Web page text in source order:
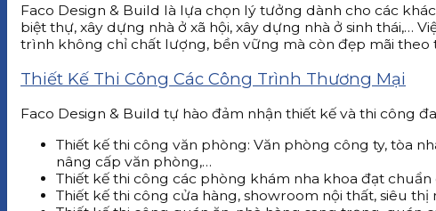
Faco Design & Build là lựa chọn lý tưởng dành cho các
biệt thự, xây dựng nhà ở xã hội, xây dựng nhà ở sinh thái,…
trình không chỉ chất lượng, bền vững mà còn đẹp mãi theo
Thiết Kế Thi Công Các Công Trình Thương Mại
Faco Design & Build tự hào đảm nhận thiết kế và thi công
Thiết kế thi công văn phòng: Văn phòng công ty, tòa
nâng cấp văn phòng,…
Thiết kế thi công các phòng khám nha khoa đạt
Thiết kế thi công cửa hàng, showroom nội thất, siêu thị